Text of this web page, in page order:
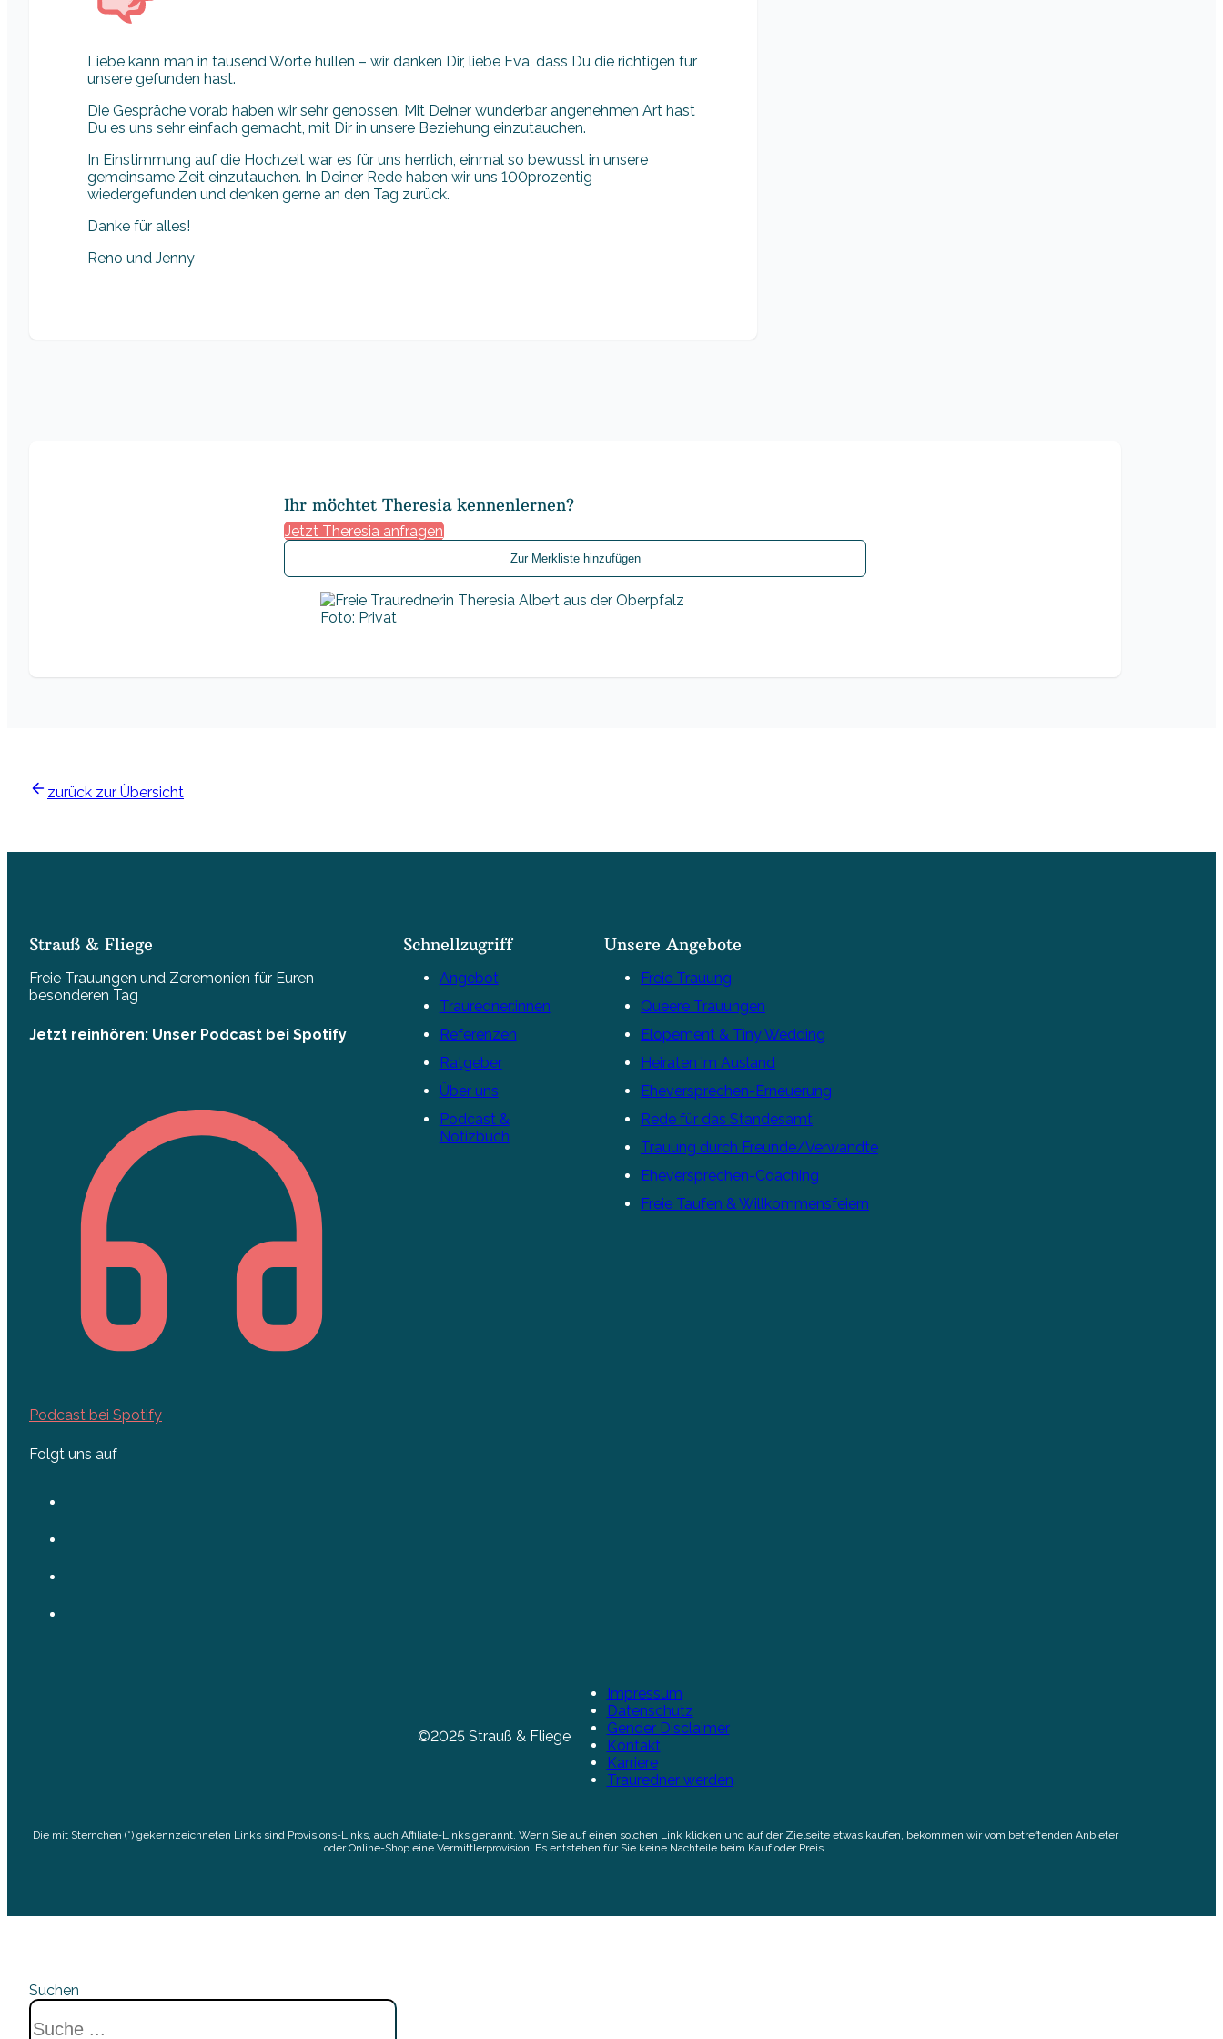
Liebe kann man in tausend Worte hüllen – wir danken Dir, liebe Eva, dass Du die richtigen für
unsere gefunden hast.
Die Gespräche vorab haben wir sehr genossen. Mit Deiner wunderbar angenehmen Art hast
Du es uns sehr einfach gemacht, mit Dir in unsere Beziehung einzutauchen.
In Einstimmung auf die Hochzeit war es für uns herrlich, einmal so bewusst in unsere
gemeinsame Zeit einzutauchen. In Deiner Rede haben wir uns 100prozentig
wiedergefunden und denken gerne an den Tag zurück.
Danke für alles!
Reno und Jenny
Ihr möchtet Theresia kennenlernen?
Jetzt Theresia anfragen
Zur Merkliste hinzufügen
Foto: Privat
zurück zur Übersicht
Strauß & Fliege
Freie Trauungen und Zeremonien für Euren
besonderen Tag
Jetzt reinhören: Unser Podcast bei Spotify
Podcast bei Spotify
Folgt uns auf
Schnellzugriff
Angebot
Trauredner:innen
Referenzen
Ratgeber
Über uns
Podcast &
Notizbuch
Unsere Angebote
Freie Trauung
Queere Trauungen
Elopement & Tiny Wedding
Heiraten im Ausland
Eheversprechen-Erneuerung
Rede für das Standesamt
Trauung durch Freunde/Verwandte
Eheversprechen-Coaching
Freie Taufen & Willkommensfeiern
©2025 Strauß & Fliege
Impressum
Datenschutz
Gender Disclaimer
Kontakt
Karriere
Trauredner werden
Die mit Sternchen (*) gekennzeichneten Links sind Provisions-Links, auch Affiliate-Links genannt. Wenn Sie auf einen solchen Link klicken und auf der Zielseite etwas kaufen, bekommen wir vom betreffenden Anbieter
oder Online-Shop eine Vermittlerprovision. Es entstehen für Sie keine Nachteile beim Kauf oder Preis.
Suchen